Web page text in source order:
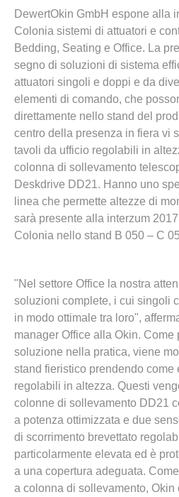
DewertOkin GmbH espone alla
Colonia sistemi di attuatori e
Bedding, Seating e Office. La
segno di soluzioni di sistema
attuatori singoli e doppi e da
elementi di comando, che
direttamente nello stand del
centro della presenza in fiera vi
tavoli da ufficio regolabili in
colonna di sollevamento
Deskdrive DD21. Hanno uno
linea che permette altezze di
sarà presente alla interzum
Colonia nello stand B 050 – C
"Nel settore Office la nostra
soluzioni complete, i cui singoli
in modo ottimale tra loro",
manager Office alla Okin. Come
soluzione nella pratica, viene
stand fieristico prendendo come
regolabili in altezza. Questi
colonne di sollevamento DD21
a potenza ottimizzata e due
di scorrimento brevettato
particolarmente elevata ed è
a una copertura adeguata.
a colonna di sollevamento, Okin